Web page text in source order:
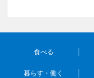
食べる
暮らす・働く